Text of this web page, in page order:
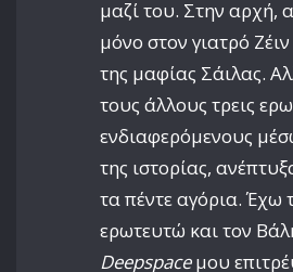
μαζί του. Στην αρχή,
μόνο στον γιατρό
της μαφίας Σάιλας.
τους άλλους τρεις
ενδιαφερόμενους
της ιστορίας,
τα πέντε αγόρια. Έχω
ερωτευτώ και τον
Deepspaceμου